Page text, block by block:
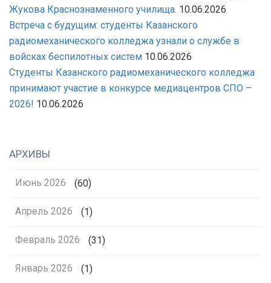
Жукова Краснознаменного училища. 10.06.2026
Встреча с будущим: студенты Казанского
радиомеханического колледжа узнали о службе в
войсках беспилотных систем 10.06.2026
Студенты Казанского радиомеханического колледжа
принимают участие в конкурсе медиацентров СПО –
2026! 10.06.2026
АРХИВЫ
Июнь 2026 (60)
Апрель 2026 (1)
Февраль 2026 (31)
Январь 2026 (1)